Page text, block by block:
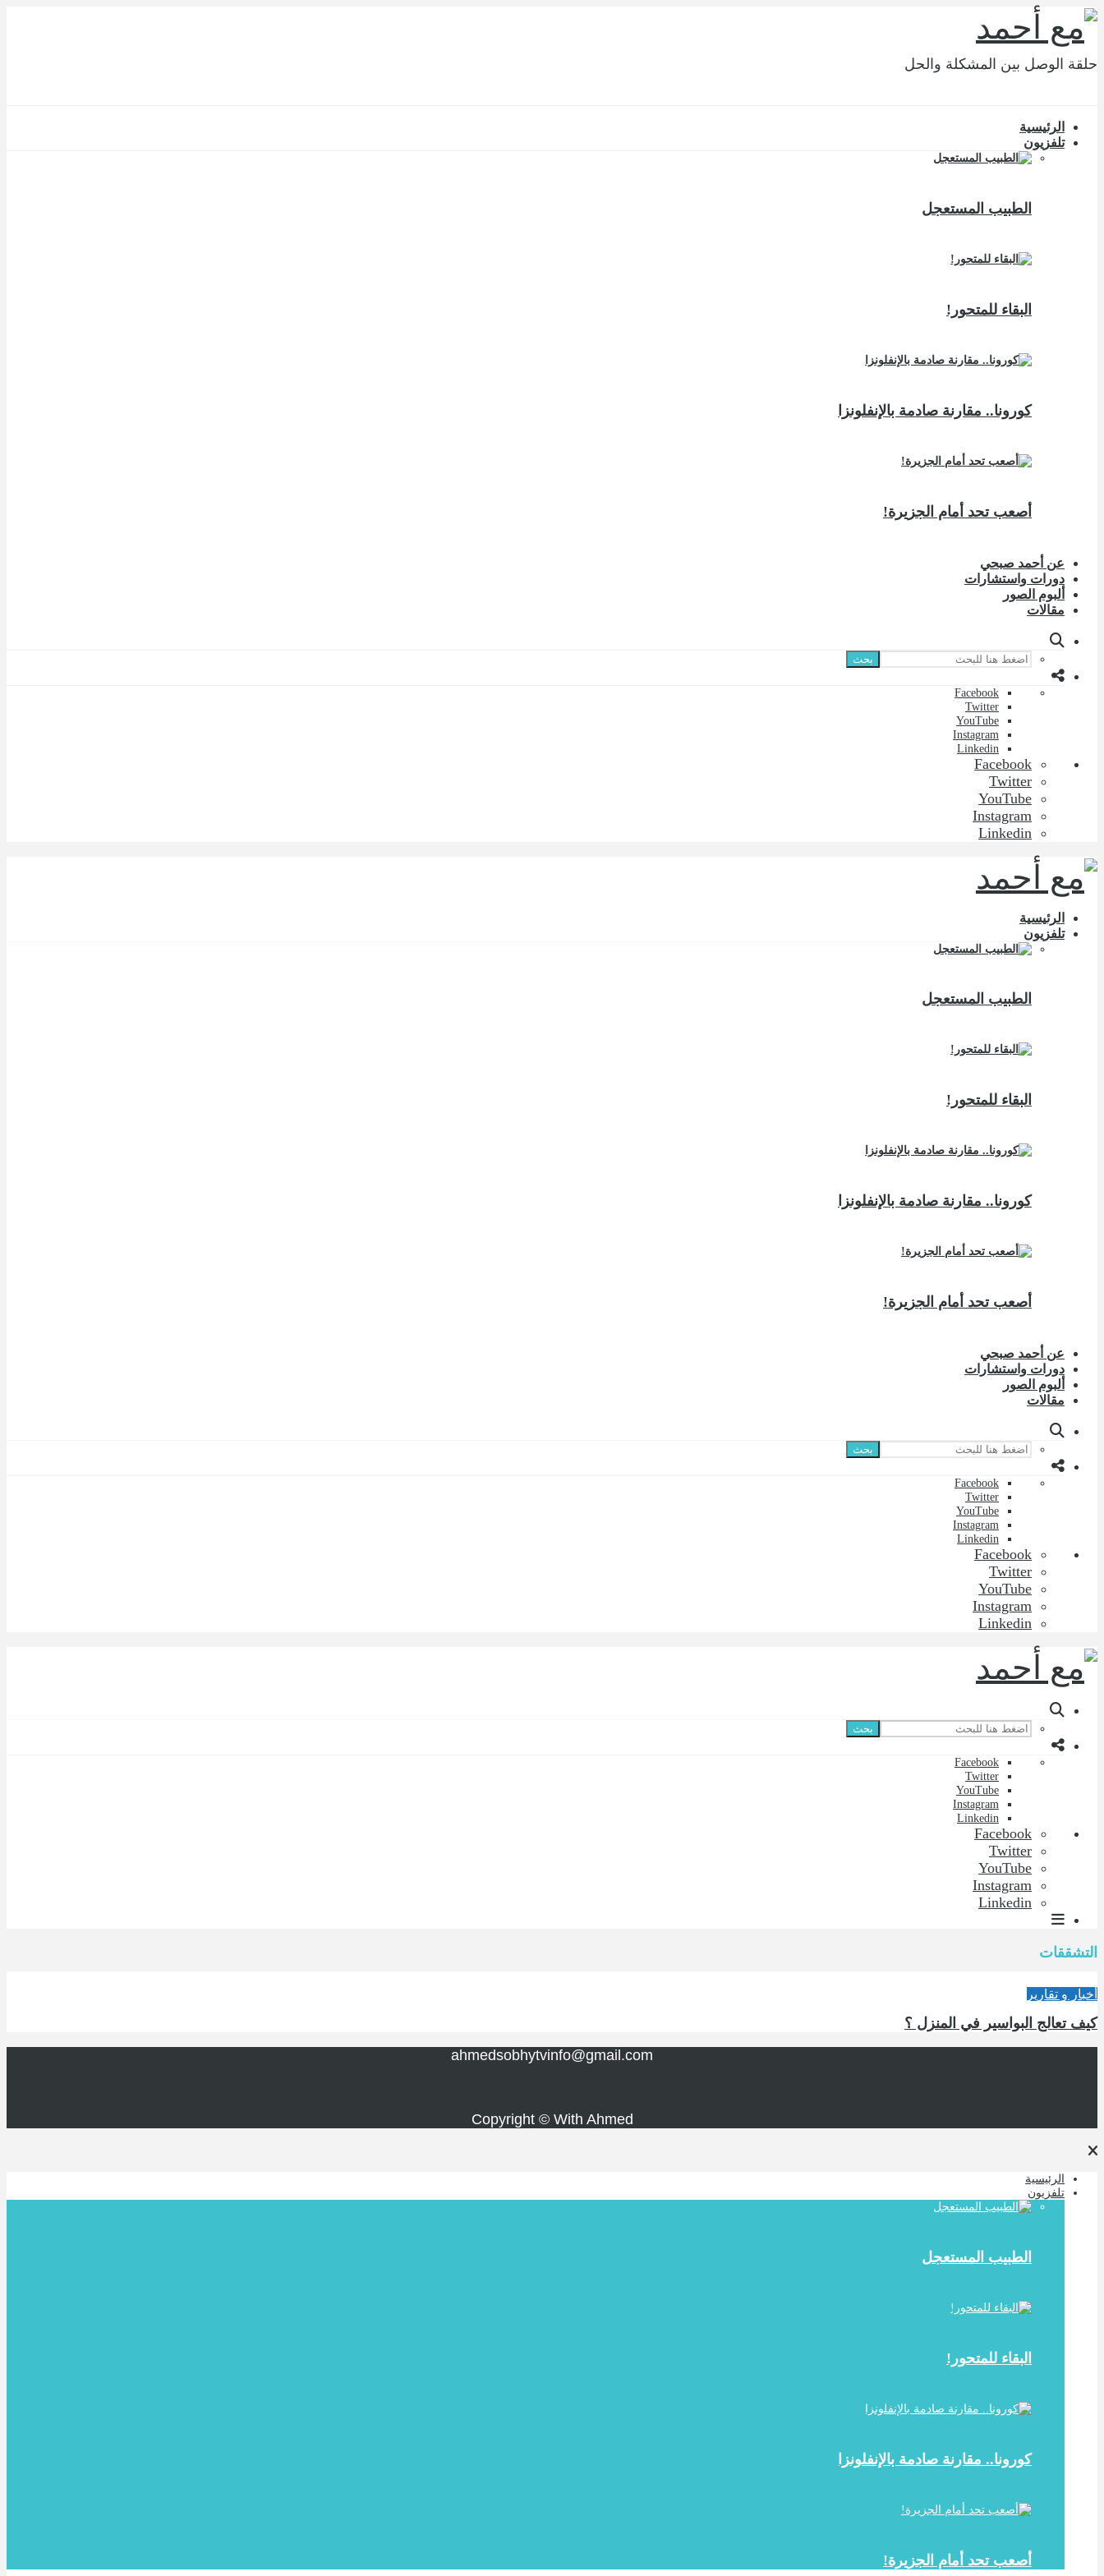
حلقة الوصل بين المشكلة والحل
الرئيسية
تلفزيون
الطبيب المستعجل
البقاء للمتحور!
كورونا.. مقارنة صادمة بالإنفلونزا
أصعب تحد أمام الجزيرة!
عن أحمد صبحي
دورات واستشارات
ألبوم الصور
مقالات
بحث
Facebook
Twitter
YouTube
Instagram
Linkedin
Facebook
Twitter
YouTube
Instagram
Linkedin
الرئيسية
تلفزيون
الطبيب المستعجل
البقاء للمتحور!
كورونا.. مقارنة صادمة بالإنفلونزا
أصعب تحد أمام الجزيرة!
عن أحمد صبحي
دورات واستشارات
ألبوم الصور
مقالات
بحث
Facebook
Twitter
YouTube
Instagram
Linkedin
Facebook
Twitter
YouTube
Instagram
Linkedin
بحث
Facebook
Twitter
YouTube
Instagram
Linkedin
Facebook
Twitter
YouTube
Instagram
Linkedin
التشققات
أخبار و تقارير
كيف تعالج البواسير في المنزل ؟
ahmedsobhytvinfo@gmail.com
Copyright © With Ahmed
الرئيسية
تلفزيون
الطبيب المستعجل
البقاء للمتحور!
كورونا.. مقارنة صادمة بالإنفلونزا
أصعب تحد أمام الجزيرة!